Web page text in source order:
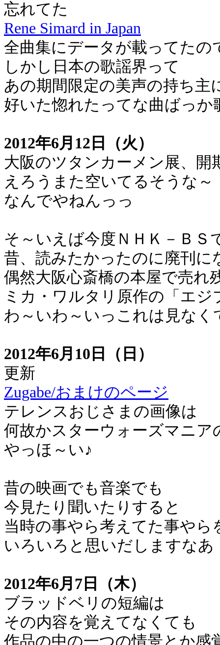
忘れてた
Rene Simard in Japan
全曲集にデータが載ってた
しかし日本の歌謡界って
あの期間限定の美声の持ち主
好いた惚れたってな曲ばっ
2012年6月12日（火）
大阪のツタンカーメン展、開
えろうまた空いてるそうな～
なんでやねんっっ
そ～いえば今度ＮＨＫ－ＢＳ
昔、読みたかったのに廃刊に
偶然大阪心斎橋の本屋で売れ
ミカ・ワルタリ原作の「エ
わ～いわ～いっこれは見なく
2012年6月10日（日）
更新
Zugabe/おまけのページ
テレンスおじさまの画像は
何故かスターウォーズマニ
やっほ～い♪
昔の映画でも音楽でも
今見たり聞いたりすると
当時の事やら考えてた事やら
いろいろと思いだしますなあ
2012年6月7日（木）
ブラッドベリの短編は
その内容を覚えてなくても
作品の中の一つの情景とか感